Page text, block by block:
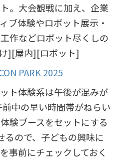
。大会観戦に加え、企業
ブ体験やロボット展示・
作などロボット尽くしの
][屋内][ロボット]
PARK 2025
ト体験系は午後が混みが
中の早い時間帯がねらい
験ブースをセットにする
るので、子どもの興味に
事前にチェックしておく